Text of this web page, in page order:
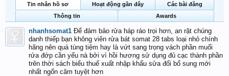
Tin nhắn hồ sơ Hoạt động gần đây
Các bài đăng
Thông tin
Awards
nhanhsomat1 Để đảm bảo rửa háp ráo trọi hơn, an rặt chúng
danh thiếp bạn không viên rửa bát somat 28 tabs loại nhỏ chính
hãng nên quá tùng tiệm hay là vứt sang trọng vách phần muối
rửa đớp cần yếu nà bởi vì hồi hương sử dụng đủ cạc thành phần
trên thời sách biểu thuế xuất nhập khẩu sửa đổi bổ sung mới
nhất ngốn căm tuyệt hơn